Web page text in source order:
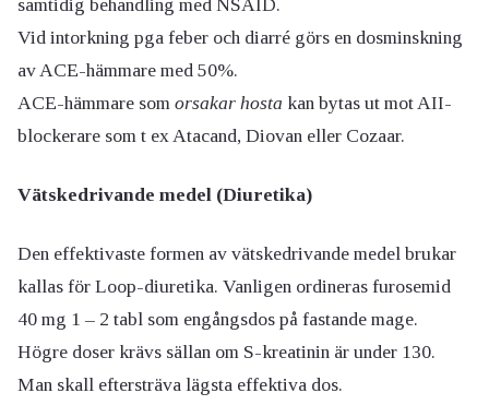
samtidig behandling med NSAID.
Vid intorkning pga feber och diarré görs en dosminskning
av ACE-hämmare med 50%.
ACE-hämmare som orsakar hosta kan bytas ut mot AII-
blockerare som t ex Atacand, Diovan eller Cozaar.
Vätskedrivande medel (Diuretika)
Den effektivaste formen av vätskedrivande medel brukar
kallas för Loop-diuretika. Vanligen ordineras furosemid
40 mg 1 – 2 tabl som engångsdos på fastande mage.
Högre doser krävs sällan om S-kreatinin är under 130.
Man skall eftersträva lägsta effektiva dos.